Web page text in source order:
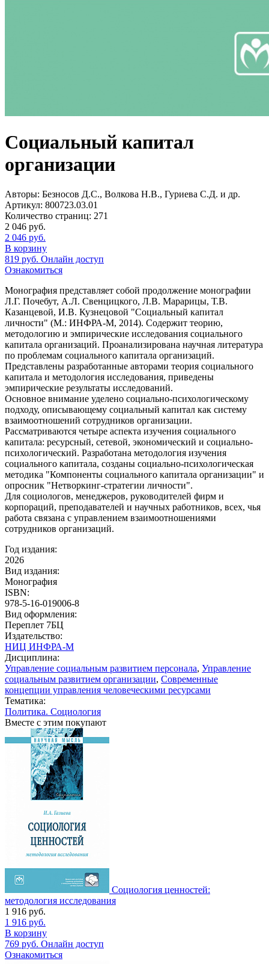
Социальный капитал
организации
Авторы: Безносов Д.С., Волкова Н.В., Гуриева С.Д. и др.
Артикул: 800723.03.01
Количество страниц: 271
2 046 руб.
2 046 руб.
В корзину
819 руб. Онлайн доступ
Ознакомиться
Монография представляет собой продолжение монографии
Л.Г. Почебут, А.Л. Свенцицкого, Л.В. Марарицы, Т.В.
Казанцевой, И.В. Кузнецовой "Социальный капитал
личности" (М.: ИНФРА-М, 2014). Содержит теорию,
методологию и эмпирические исследования социального
капитала организаций. Проанализирована научная литература
по проблемам социального капитала организаций.
Представлены разработанные авторами теория социального
капитала и методология исследования, приведены
эмпирические результаты исследований.
Основное внимание уделено социально-психологическому
подходу, описывающему социальный капитал как систему
взаимоотношений сотрудников организации.
Рассматриваются четыре аспекта изучения социального
капитала: ресурсный, сетевой, экономический и социально-
психологический. Разработана методология изучения
социального капитала, созданы социально-психологическая
методика "Компоненты социального капитала организации" и
опросник "Нетворкинг-стратегии личности".
Для социологов, менеджеров, руководителей фирм и
корпораций, преподавателей и научных работников, всех, чья
работа связана с управлением взаимоотношениями
сотрудников организаций.
Год издания:
2026
Вид издания:
Монография
ISBN:
978-5-16-019006-8
Вид оформления:
Переплет 7БЦ
Издательство:
НИЦ ИНФРА-М
Дисциплина:
Управление социальным развитием персонала, Управление
социальным развитием организации, Современные
концепции управления человеческими ресурсами
Тематика:
Политика. Социология
Вместе с этим покупают
Социология ценностей:
методология исследования
1 916 руб.
1 916 руб.
В корзину
769 руб. Онлайн доступ
Ознакомиться